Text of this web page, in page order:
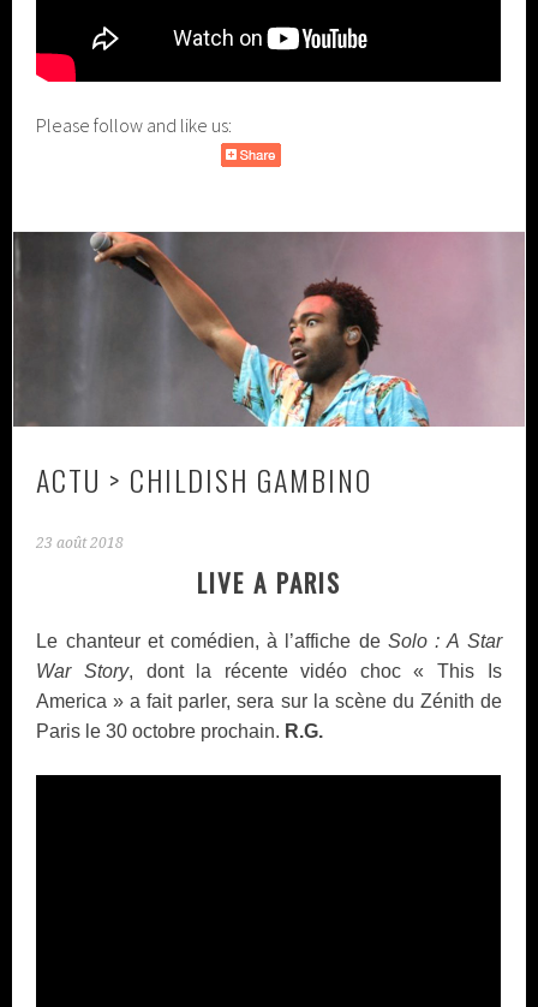
Please follow and like us:
ACTU > CHILDISH GAMBINO
23 août 2018
LIVE A PARIS
Le chanteur et comédien, à l’affiche de Solo :A Star
War Story, dont la récente vidéo choc « This Is
America » a fait parler, sera sur la scène du Zénith de
Paris le 30 octobre prochain. R.G.